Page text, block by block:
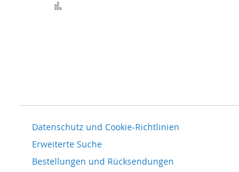
Datenschutz und Cookie-Richtlinien
Erweiterte Suche
Bestellungen und Rücksendungen